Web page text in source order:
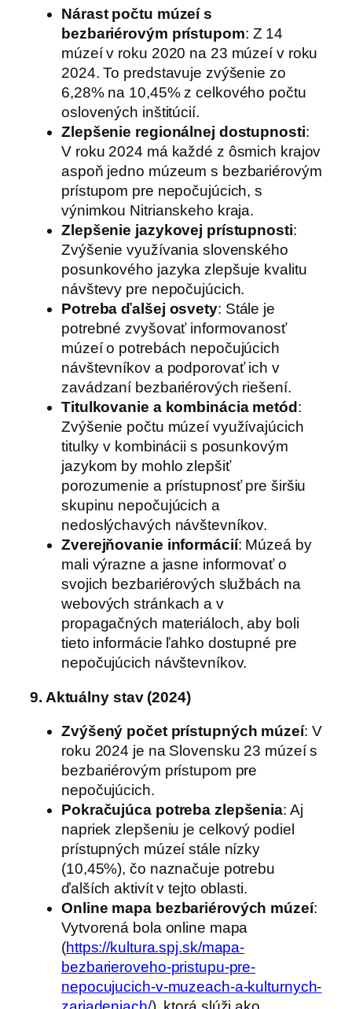
Nárast počtu múzeí s
bezbariérovým prístupom: Z 14
múzeí v roku 2020 na 23 múzeí v roku
2024. To predstavuje zvýšenie zo
6,28% na 10,45% z celkového počtu
oslovených inštitúcií.
Zlepšenie regionálnej dostupnosti:
V roku 2024 má každé z ôsmich krajov
aspoň jedno múzeum s bezbariérovým
prístupom pre nepočujúcich, s
výnimkou Nitrianskeho kraja.
Zlepšenie jazykovej prístupnosti:
Zvýšenie využívania slovenského
posunkového jazyka zlepšuje kvalitu
návštevy pre nepočujúcich.
Potreba ďalšej osvety: Stále je
potrebné zvyšovať informovanosť
múzeí o potrebách nepočujúcich
návštevníkov a podporovať ich v
zavádzaní bezbariérových riešení.
Titulkovanie a kombinácia metód :
Zvýšenie počtu múzeí využívajúcich
titulky v kombinácii s posunkovým
jazykom by mohlo zlepšiť
porozumenie a prístupnosť pre širšiu
skupinu nepočujúcich a
nedoslýchavých návštevníkov.
Zverejňovanie informácií: Múzeá by
mali výrazne a jasne informovať o
svojich bezbariérových službách na
webových stránkach a v
propagačných materiáloch, aby boli
tieto informácie ľahko dostupné pre
nepočujúcich návštevníkov.
9. Aktuálny stav (2024)
Zvýšený počet prístupných múzeí: V
roku 2024 je na Slovensku 23 múzeí s
bezbariérovým prístupom pre
nepočujúcich.
Pokračujúca potreba zlepšenia: Aj
napriek zlepšeniu je celkový podiel
prístupných múzeí stále nízky
(10,45%), čo naznačuje potrebu
ďalších aktivít v tejto oblasti.
Online mapa bezbariérových múzeí:
Vytvorená bola online mapa
(https://kultura.spj.sk/mapa-
bezbarieroveho-pristupu-pre-
nepocujucich-v-muzeach-a-kulturnych-